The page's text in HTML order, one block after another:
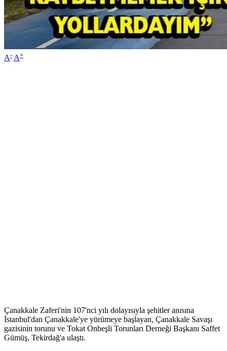
A- A+
Çanakkale Zaferi'nin 107'nci yılı dolayısıyla şehitler anısına
İstanbul'dan Çanakkale'ye yürümeye başlayan, Çanakkale Savaşı
gazisinin torunu ve Tokat Onbeşli Torunları Derneği Başkanı Saffet
Gümüş, Tekirdağ'a ulaştı.